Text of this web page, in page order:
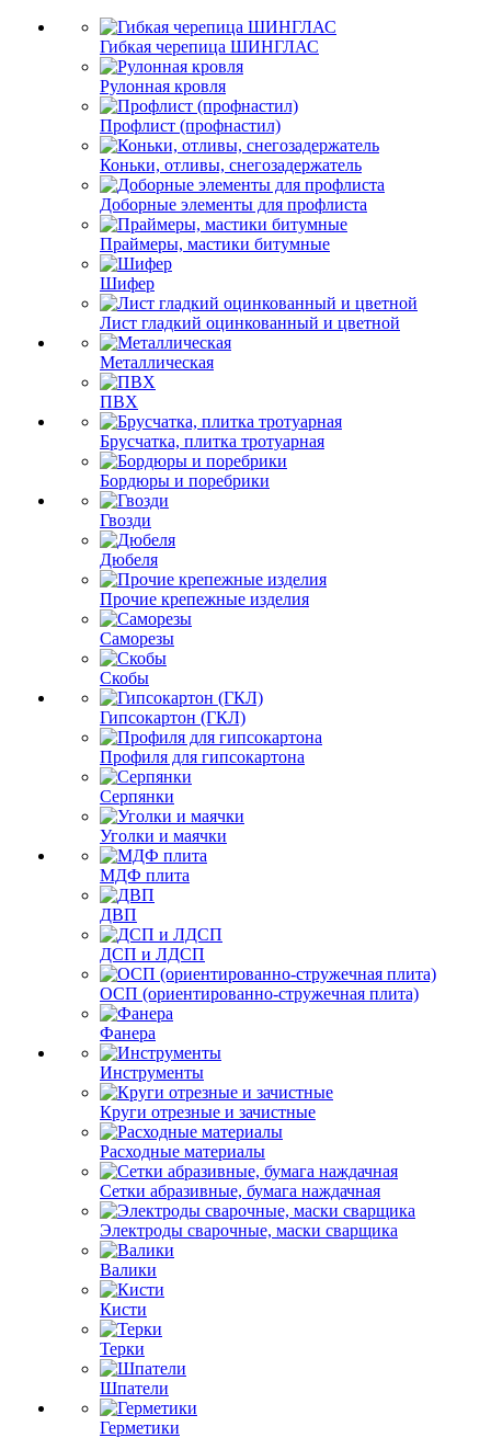
Гибкая черепица ШИНГЛАС
Рулонная кровля
Профлист (профнастил)
Коньки, отливы, снегозадержатель
Доборные элементы для профлиста
Праймеры, мастики битумные
Шифер
Лист гладкий оцинкованный и цветной
Металлическая
ПВХ
Брусчатка, плитка тротуарная
Бордюры и поребрики
Гвозди
Дюбеля
Прочие крепежные изделия
Саморезы
Скобы
Гипсокартон (ГКЛ)
Профиля для гипсокартона
Серпянки
Уголки и маячки
МДФ плита
ДВП
ДСП и ЛДСП
ОСП (ориентированно-стружечная плита)
Фанера
Инструменты
Круги отрезные и зачистные
Расходные материалы
Сетки абразивные, бумага наждачная
Электроды сварочные, маски сварщика
Валики
Кисти
Терки
Шпатели
Герметики